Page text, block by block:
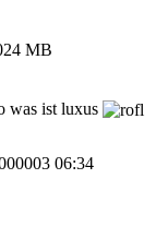
MB
was ist luxus
06:34